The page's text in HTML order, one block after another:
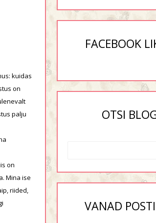
kuidas
on
palju
on
Mina ise
riided,
FACEBOOK
OTSI
VANAD